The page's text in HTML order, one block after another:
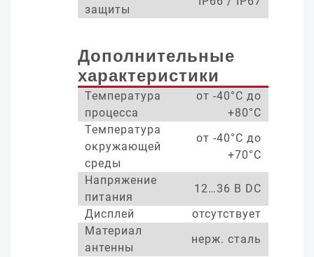
защиты
Дополнительные
характеристики
Температура
процесса
от -40°С до
+80°С
Температура
окружающей
среды
от -40°С до
+70°С
Напряжение
питания
12…36 В DC
Дисплей
отсутствует
Материал
антенны
нерж. сталь